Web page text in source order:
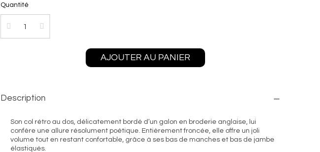
Quantité
AJOUTER AU PANIER
Description
Son col rétro au dos, délicatement bordé d’un galon en broderie anglaise, lui
confère une allure résolument poétique. Entièrement froncée, elle offre un joli
volume tout en restant confortable, grâce à ses bas de manches et bas de jambe
élastiqués.